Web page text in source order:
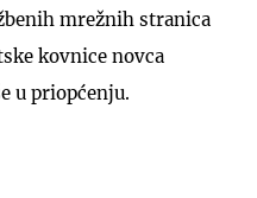
mrežnih stranica
kovnice novca
u priopćenju.